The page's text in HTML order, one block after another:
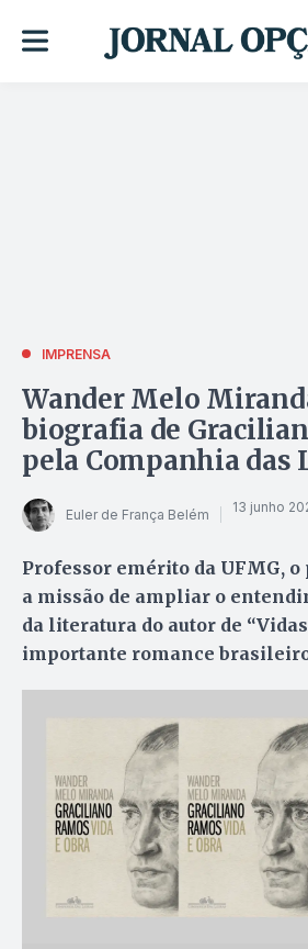
IMPRENSA
Wander Melo
biografia de
pela Companhia das
Euler de França Belém 13 junho
Professor emérito da UFMG, o
a missão de ampliar o
da literatura do autor de “Vidas
importante romance